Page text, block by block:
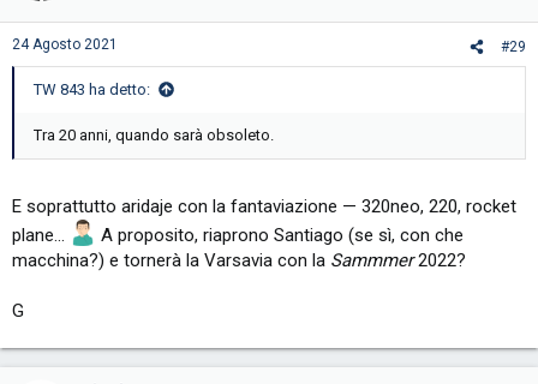
n
s
24 Agosto 2021 #29
TW 843 ha detto:
Tra 20 anni, quando sarà obsoleto.
E soprattutto aridaje con la fantaviazione — 320neo, 220, rocket
plane…
A proposito, riaprono Santiago (se sì, con che
macchina?) e tornerà la Varsavia con la Sammmer2022?
G